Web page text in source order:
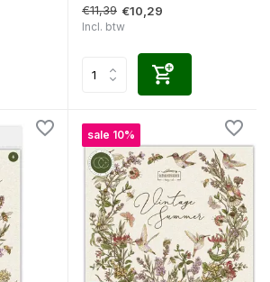
€11,39 €10,29
Incl. btw
sale 10%